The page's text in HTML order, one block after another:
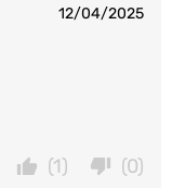
12/04/2025
(0)
(1)